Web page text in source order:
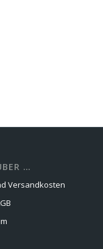
…
Versandkosten